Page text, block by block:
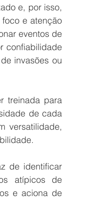
e, por isso,
e atenção
eventos de
confiabilidade
invasões ou
treinada para
de cada
versatilidade,
de identificar
atípicos de
e aciona de